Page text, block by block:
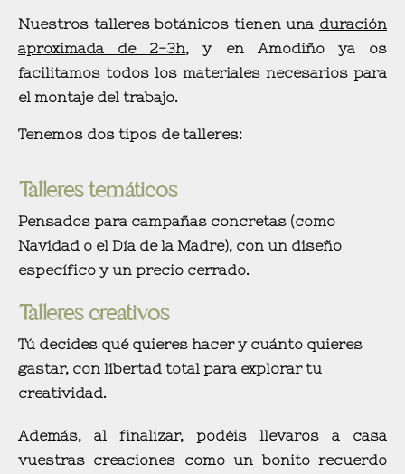
Nuestros talleres botánicos tienen una duración
aproximada de 2-3h , y en Amodiño ya os
facilitamos todos los materiales necesarios para
el montaje del trabajo.
Tenemos dos tipos de talleres:
Talleres temáticos
Pensados para campañas concretas (como
Navidad o el Día de la Madre), con un diseño
específico y un precio cerrado.
Talleres creativos
Tú decides qué quieres hacer y cuánto quieres
gastar, con libertad total para explorar tu
creatividad.
Además, al finalizar, podéis llevaros a casa
vuestras creaciones como un bonito recuerdo